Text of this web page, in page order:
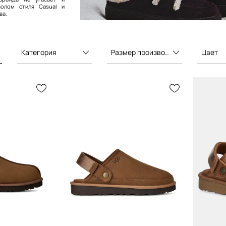
стиля Casual и
Категория Размер производителя Цвет